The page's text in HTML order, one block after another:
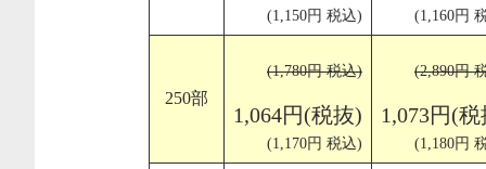
(1,150円 税込) (1,160円
250部
(1,780円 税込)
1,064円(税抜)
(1,170円 税込)
(2,890円
1,073円(
(1,180円